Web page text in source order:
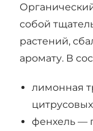
собой
растений,
аромату. В
лимонная
фенхель —